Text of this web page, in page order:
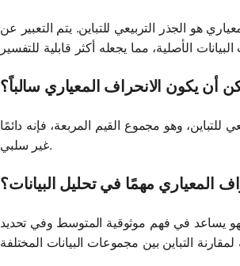
هو الجذر التربيعي للتباين. يتم التعبير عن
أن يكون الانحراف المعياري سالباً؟
وهو مجموع القيم المربعة، فإنه دائمًا
غير سلبي.
المعياري مهمًا في تحليل البيانات؟
يساعد في فهم موثوقية المتوسط ​​وفي تحديد